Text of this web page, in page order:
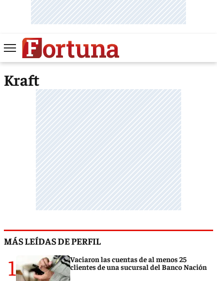
Kraft
MÁS LEÍDAS DE PERFIL
1
Vaciaron las cuentas de al menos 25
clientes de una sucursal del Banco Nación